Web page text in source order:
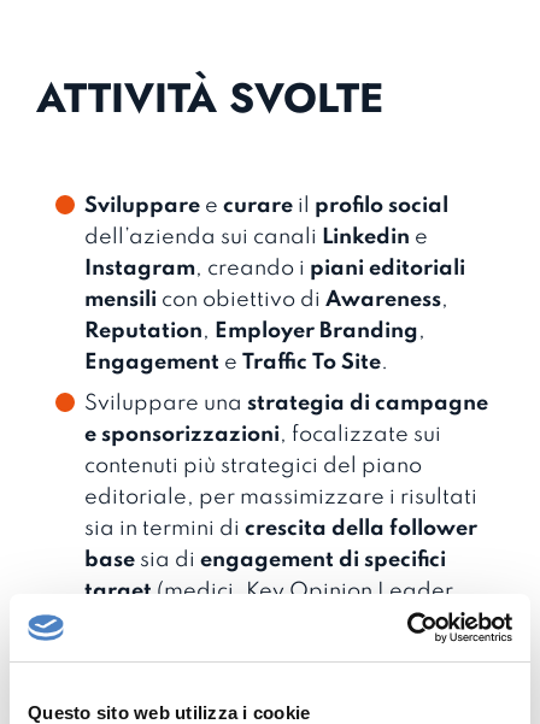
Questo sito web utilizza i cookie
ATTIVITÀ SVOLTE
Sviluppare e curare il profilo social
dell’azienda sui canali Linkedin e
Instagram, creando i piani editoriali
mensili con obiettivo di Awareness,
Reputation, Employer Branding,
Engagement e Traffic To Site.
Sviluppare una strategia di campagne
e sponsorizzazioni, focalizzate sui
contenuti più strategici del piano
editoriale, per massimizzare i risultati
sia in termini di crescita della follower
base sia di engagement di specifici
target (medici, Key Opinion Leader,